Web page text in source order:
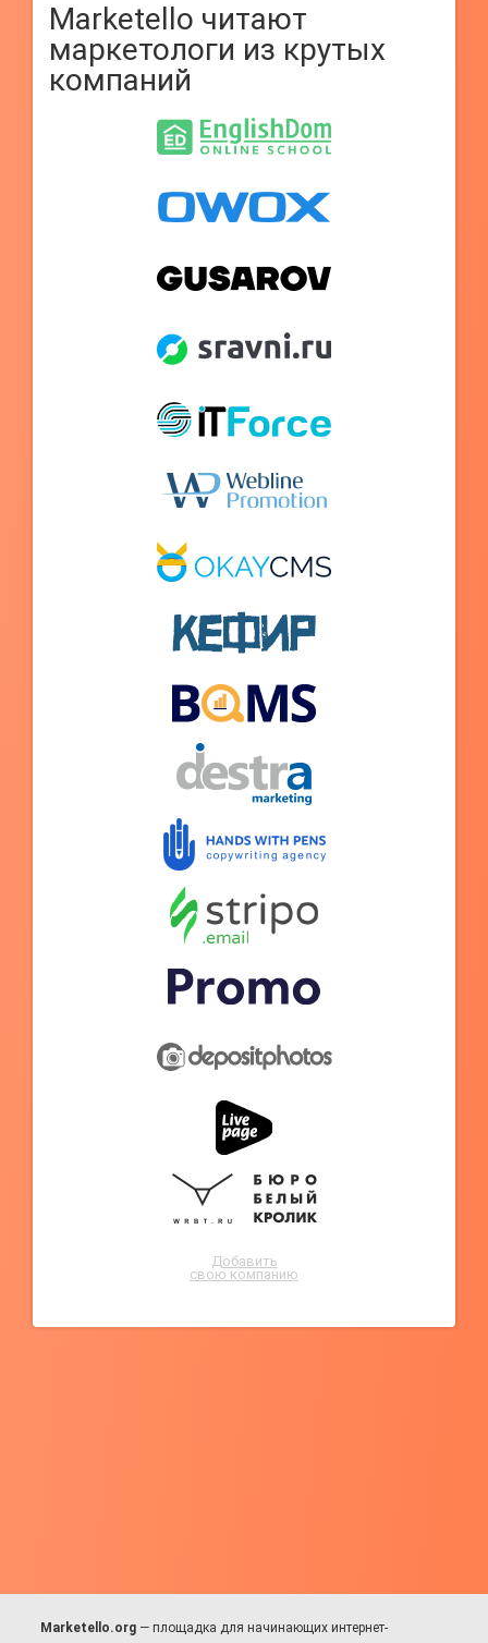
Marketello читают
маркетологи из крутых
компаний
Добавить
свою компанию
Marketello.org — площадка для начинающих интернет-